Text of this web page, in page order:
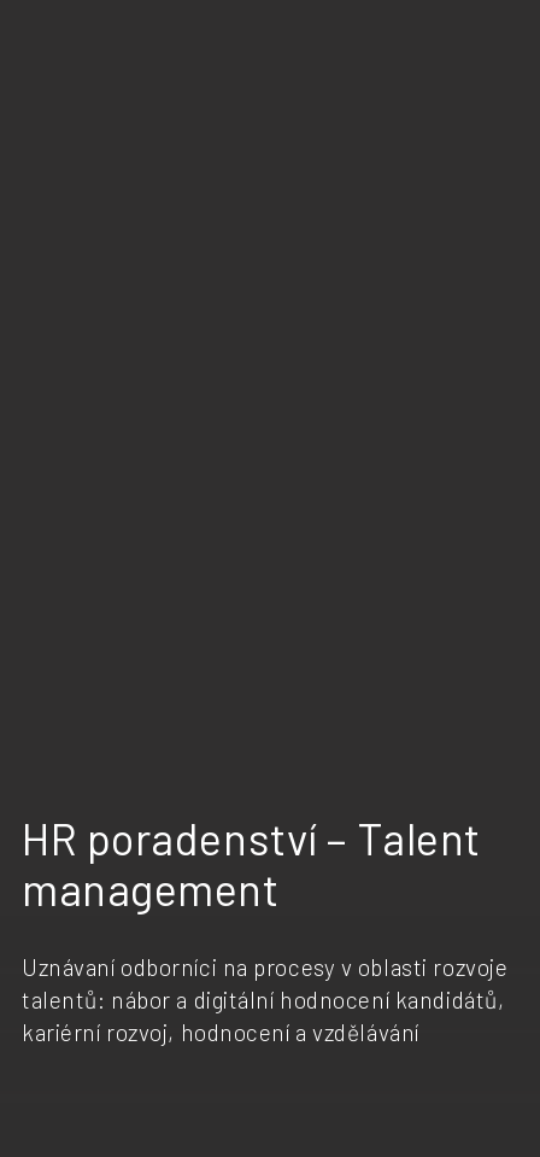
HR poradenství – Talent
management
Uznávaní odborníci na procesy v oblasti rozvoje
talentů: nábor a digitální hodnocení kandidátů,
kariérní rozvoj, hodnocení a vzdělávání